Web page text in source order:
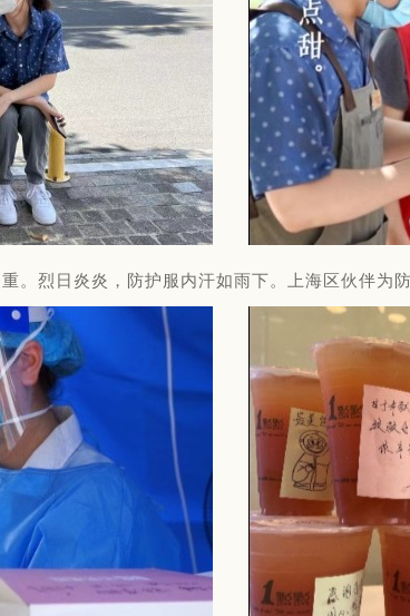
。烈日炎炎，防护服内汗如雨下。上海区伙伴为